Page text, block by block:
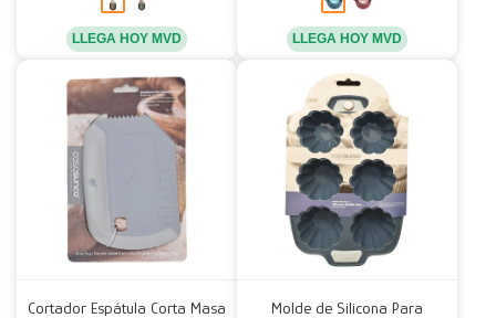
LLEGA HOY MVD LLEGA HOY MVD
Cortador Espátula Corta Masa
Molde de Silicona Para